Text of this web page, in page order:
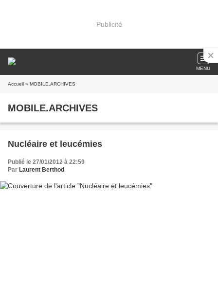
Publicité
MENU
Accueil » MOBILE.ARCHIVES
MOBILE.ARCHIVES
Nucléaire et leucémies
Publié le 27/01/2012 à 22:59
Par Laurent Berthod